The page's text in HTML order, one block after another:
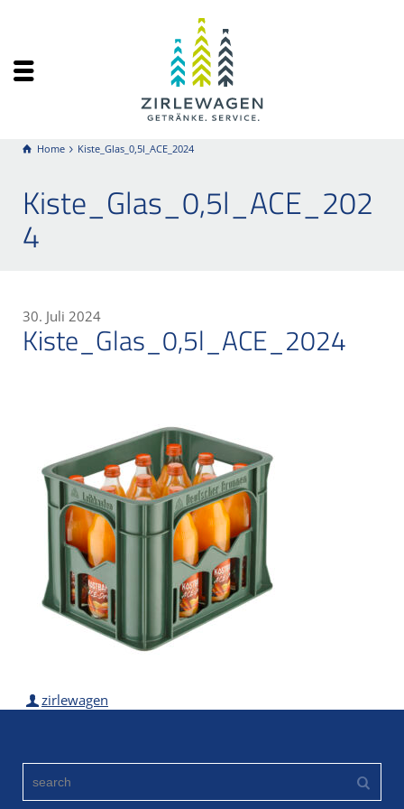
Home Kiste_Glas_0,5l_ACE_2024
Kiste_Glas_0,5l_ACE_202
4
30. Juli 2024
Kiste_Glas_0,5l_ACE_2024
zirlewagen